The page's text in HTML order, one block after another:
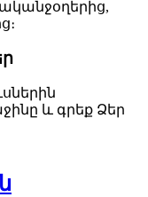
և գրեք Ձեր